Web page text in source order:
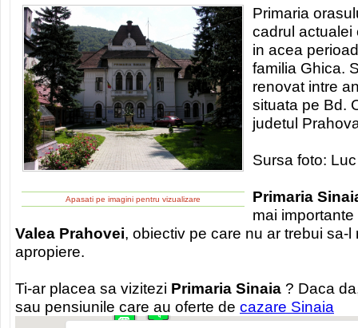
Apasati pe imagini pentru vizualizare
Primaria
cadrul actualei
in acea
familia Ghica.
renovat intre
situata pe Bd.
judetul
Sursa foto:
Primaria
mai
Valea Prahovei, obiectiv pe care nu ar trebui sa-l
apropiere.
Ti-ar placea sa vizitezi Primaria Sinaia ? Daca
sau pensiunile care au oferte de cazare Sinaia